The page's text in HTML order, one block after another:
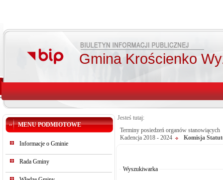
Gmina Krościenko
MENU PODMIOTOWE
Informacje o Gminie
Rada Gminy
Jesteś tutaj:
Terminy posiedzeń organów stanowiących
Kadencja 2018 - 2024
Komisja
Wyszukiwarka